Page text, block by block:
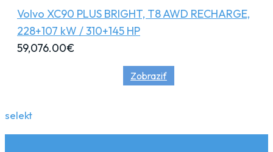
Volvo XC90 PLUS BRIGHT, T8 AWD RECHARGE,
228+107 kW / 310+145 HP
59,076.00€
Zobraziť
selekt